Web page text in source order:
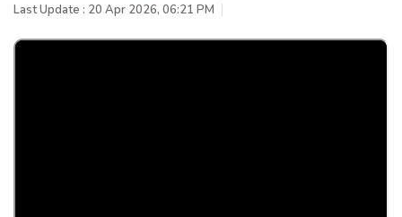
Last Update : 20 Apr 2026, 06:21 PM